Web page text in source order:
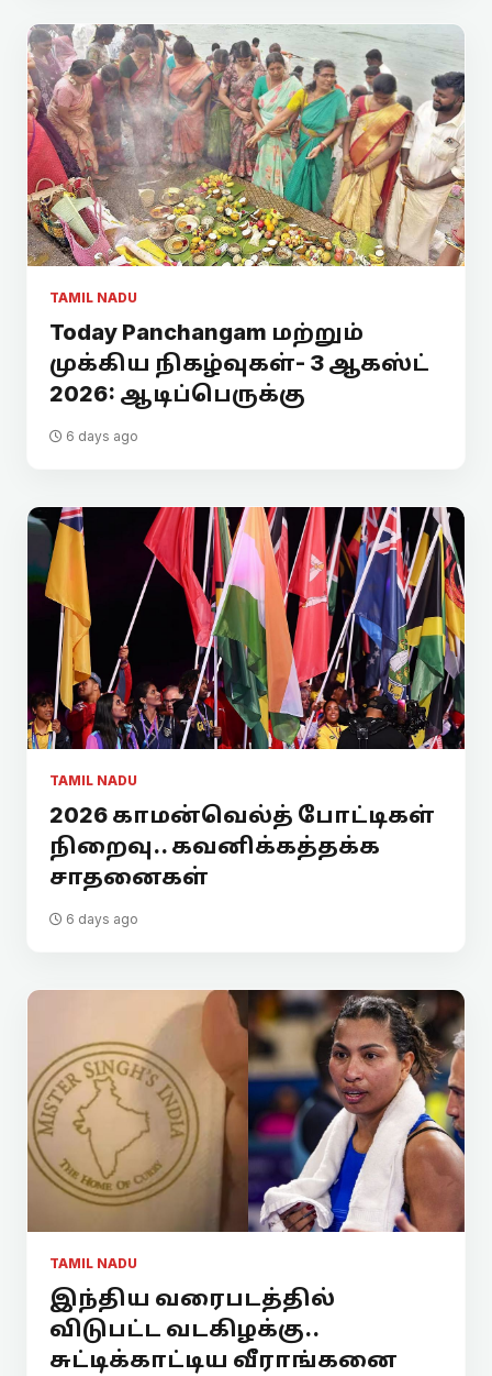
TAMIL NADU
Today Panchangam மற்றும்
முக்கிய நிகழ்வுகள்- 3 ஆகஸ்ட்
2026: ஆடிப்பெருக்கு
6 days ago
TAMIL NADU
2026 காமன்வெல்த் போட்டிகள்
நிறைவு.. கவனிக்கத்தக்க
சாதனைகள்
6 days ago
TAMIL NADU
இந்திய வரைபடத்தில்
விடுபட்ட வடகிழக்கு..
சுட்டிக்காட்டிய வீராங்கனை